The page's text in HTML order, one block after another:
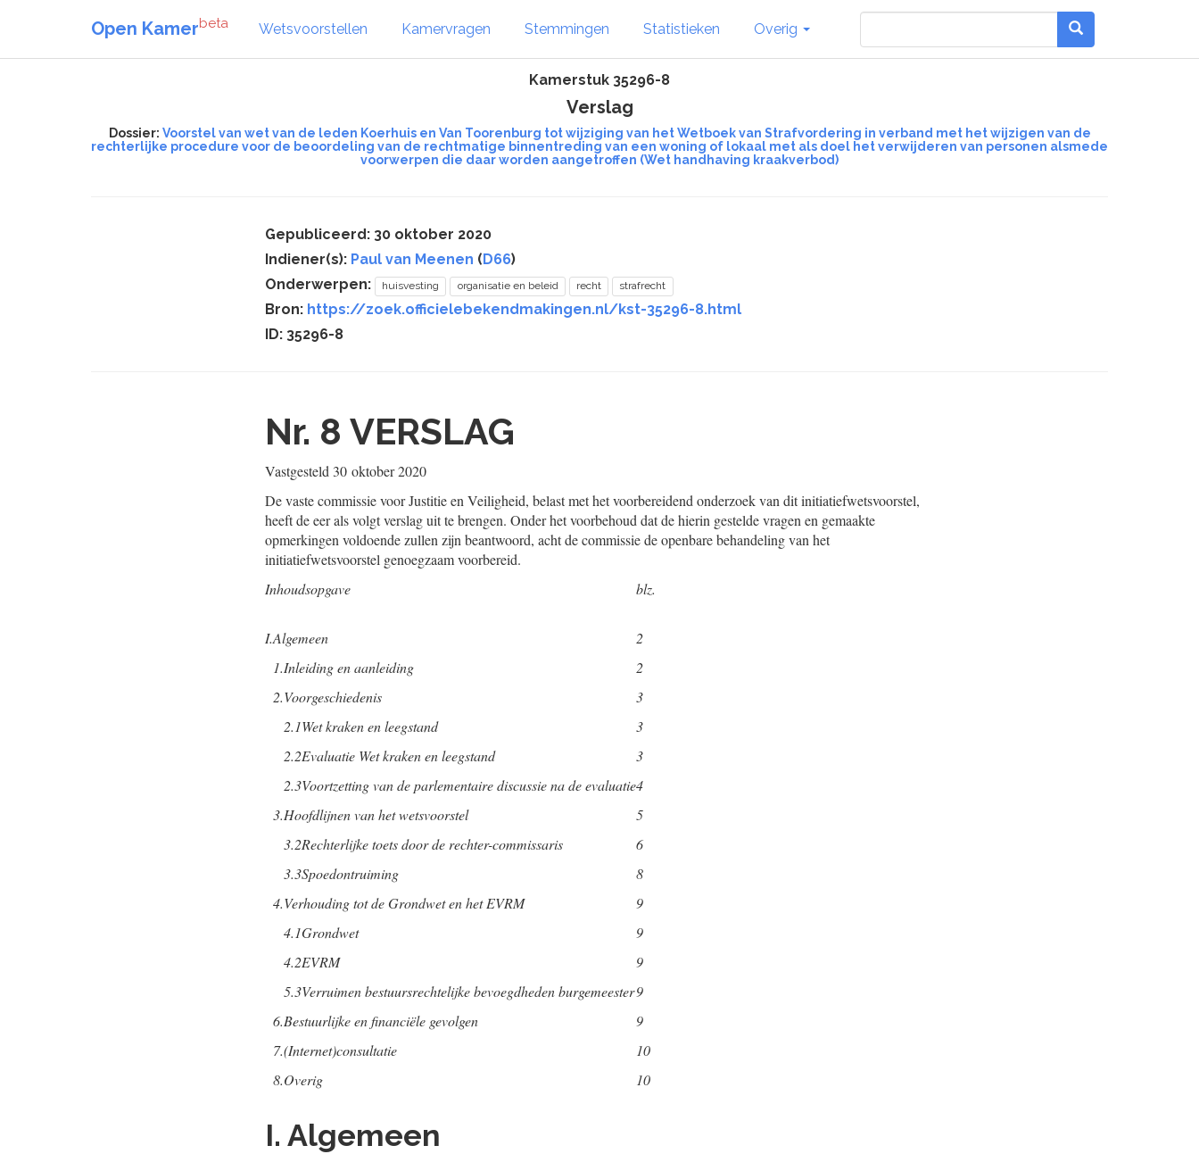
Open Kamerbeta Wetsvoorstellen Kamervragen Stemmingen Statistieken Overig
Kamerstuk 35296-8
Verslag
Dossier: Voorstel van wet van de leden Koerhuis en Van Toorenburg tot wijziging van het Wetboek van Strafvordering in verband met het wijzigen van de
rechterlijke procedure voor de beoordeling van de rechtmatige binnentreding van een woning of lokaal met als doel het verwijderen van personen alsmede
voorwerpen die daar worden aangetroffen (Wet handhaving kraakverbod)
Gepubliceerd: 30 oktober 2020
Indiener(s): Paul van Meenen (D66)
Onderwerpen:
huisvesting organisatie en beleid recht strafrecht
Bron: https://zoek.officielebekendmakingen.nl/kst-35296-8.html
ID: 35296-8
Nr. 8 VERSLAG
Vastgesteld 30 oktober 2020
De vaste commissie voor Justitie en Veiligheid, belast met het voorbereidend onderzoek van dit initiatiefwetsvoorstel,
heeft de eer als volgt verslag uit te brengen. Onder het voorbehoud dat de hierin gestelde vragen en gemaakte
opmerkingen voldoende zullen zijn beantwoord, acht de commissie de openbare behandeling van het
initiatiefwetsvoorstel genoegzaam voorbereid.
Inhoudsopgave
blz.
I.Algemeen
2
1.Inleiding en aanleiding
2
2.Voorgeschiedenis
3
2.1Wet kraken en leegstand
3
2.2Evaluatie Wet kraken en leegstand
3
2.3Voortzetting van de parlementaire discussie na de evaluatie4
3.Hoofdlijnen van het wetsvoorstel
5
3.2Rechterlijke toets door de rechter-commissaris
6
3.3Spoedontruiming
8
4.Verhouding tot de Grondwet en het EVRM
9
4.1Grondwet
9
4.2EVRM
9
5.3Verruimen bestuursrechtelijke bevoegdheden burgemeester9
6.Bestuurlijke en financiële gevolgen
9
7.(Internet)consultatie
10
8.Overig 10
I. Algemeen